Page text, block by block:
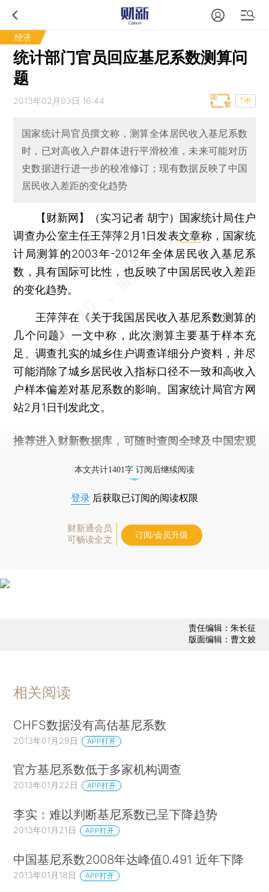
经济
统计部门官员回应基尼系数测算问
题
2013年02月03日 16:44 T中
国家统计局官员撰文称，测算全体居民收入基尼系数
时，已对高收入户群体进行平滑校准，未来可能对历
史数据进行进一步的校准修订；现有数据反映了中国
居民收入差距的变化趋势
【财新网】（实习记者 胡宁） 国家统计局住户
调查办公室主任王萍萍2月1日发表文章称，国家统
计局测算的2003年-2012年全体居民收入基尼系
数，具有国际可比性，也反映了中国居民收入差距
的变化趋势。
王萍萍在《关于我国居民收入基尼系数测算的
几个问题》一文中称，此次测算主要基于样本充
足、调查扎实的城乡住户调查详细分户资料，并尽
可能消除了城乡居民收入指标口径不一致和高收入
户样本偏差对基尼系数的影响。国家统计局官方网
站2月1日刊发此文。
推荐进入 财新数据库 ，可随时查阅全球及中国宏观
本文共计1401字 订阅后继续阅读
登录 后获取已订阅的阅读权限
财新通会员
可畅读全文
订阅/会员升级
责任编辑：朱长征
版面编辑：曹文姣
相关阅读
CHFS数据没有高估基尼系数
2013年01月29日 APP打开
官方基尼系数低于多家机构调查
2013年01月22日 APP打开
李实：难以判断基尼系数已呈下降趋势
2013年01月21日 APP打开
中国基尼系数2008年达峰值0.491 近年下降
2013年01月18日 APP打开